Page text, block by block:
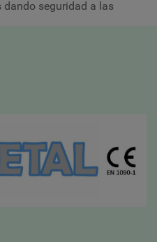
dando seguridad a las